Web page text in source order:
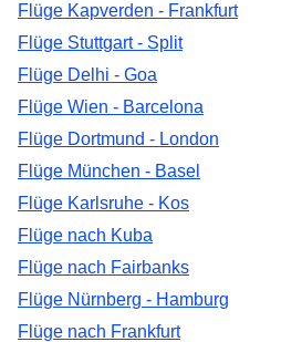
Flüge Kapverden - Frankfurt
Flüge Stuttgart - Split
Flüge Delhi - Goa
Flüge Wien - Barcelona
Flüge Dortmund - London
Flüge München - Basel
Flüge Karlsruhe - Kos
Flüge nach Kuba
Flüge nach Fairbanks
Flüge Nürnberg - Hamburg
Flüge nach Frankfurt